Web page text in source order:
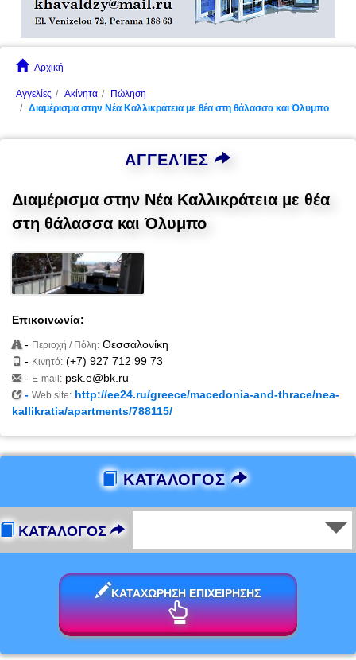
Αρχική
Αγγελίες Ακίνητα
Πώληση
Διαμέρισμα στην Νέα Καλλικράτεια με θέα στη θάλασσα και Όλυμπο
ΑΓΓΕΛΊΕΣ
Διαμέρισμα στην Νέα Καλλικράτεια με θέα
στη θάλασσα και Όλυμπο
Επικοινωνία:
- Περιοχή / Πόλη: Θεσσαλονίκη
- Κινητό: (+7) 927 712 99 73
- E-mail: psk.e@bk.ru
- Web site: http://ee24.ru/greece/macedonia-and-thrace/nea-
kallikratia/apartments/788115/
ΚΑΤΆΛΟΓΟΣ
ΚΑΤΆΛΟΓΟΣ
ΚΑΤΑΧΩΡΗΣΗ ΕΠΙΧΕΙΡΗΣΗΣ